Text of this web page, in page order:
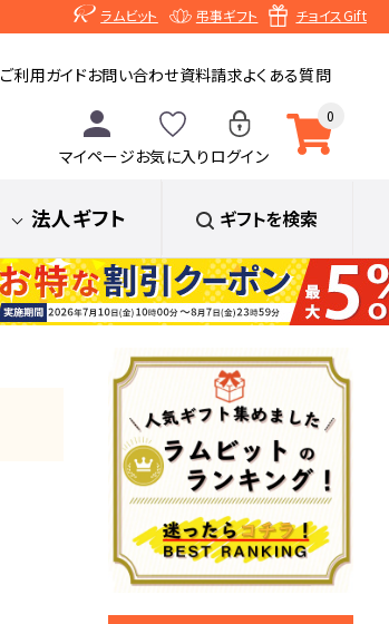
ラムビット 弔事ギフト チョイスGift
0
ご利用ガイドお問い合わせ資料請求よくある質問
マイページお気に入り ログイン
法人ギフト ギフトを検索